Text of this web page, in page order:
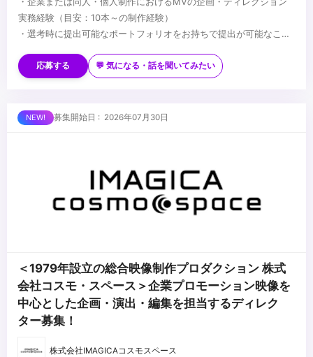
実務経験（目安：10本～の制作経験）
・選考時に提出可能なポートフォリオをお持ちで提出が可能なこと
※選考結果やご実績に応じ、契約社員でのオファーとなる可能性が
あります（正社員登用制度あり）
・VTuber、ボカロ、歌ってみたなどインターネット音楽・二次元領
域に関する深い知見や興味関心
り扱い経験
...
応募する 💬 気になる・話を聞いてみたい
募集開始日 : 2026年07月30日
＜1979年設立の総合映像制作プロダクション 株式
会社コスモ・スペース＞企業プロモーション映像を
中心とした企画・演出・編集を担当するディレク
ター募集！
株式会社IMAGICAコスモスペース